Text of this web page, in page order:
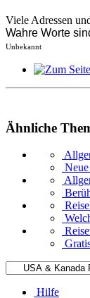
Viele Adressen
Wahre Worte
Unbekannt
Ähnliche
Hilfe